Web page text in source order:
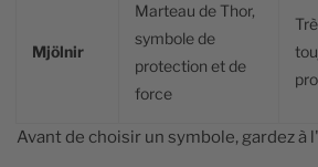
Mjölnir
Marteau de Thor,
symbole de
protection et de
force
Avant de choisir un symbole, gardez à